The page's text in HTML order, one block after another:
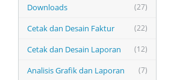
(27)
Downloads
(22)
Cetak dan Desain Faktur
(12)
Cetak dan Desain Laporan
(7)
Analisis Grafik dan Laporan